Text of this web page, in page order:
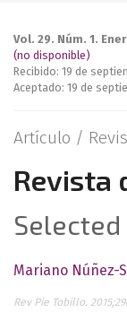
Vol. 29. Núm. 1.
(no disponible)
Recibido: 19 de
Aceptado: 19 de
Artículo /
Revista
Mariano Núñez-
Rev Pie Tobillo.